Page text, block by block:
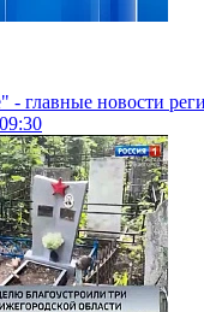
- главные новости